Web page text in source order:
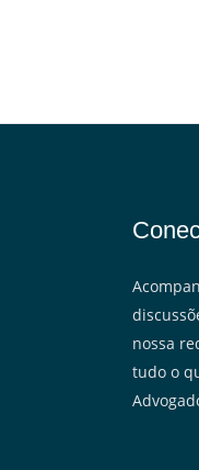
nossa
tudo o